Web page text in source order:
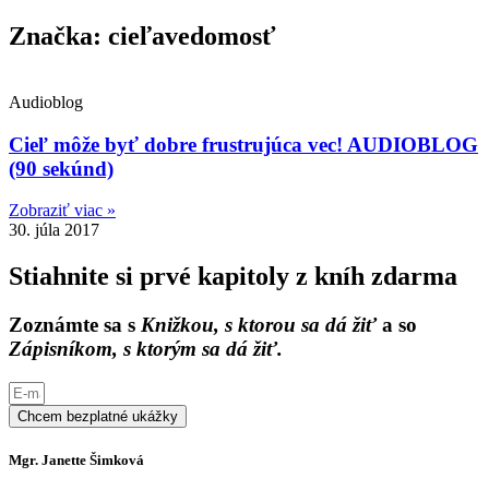
Značka: cieľavedomosť
Audioblog
Cieľ môže byť dobre frustrujúca vec! AUDIOBLOG
(90 sekúnd)
Zobraziť viac »
30. júla 2017
Stiahnite si prvé kapitoly z kníh zdarma
Zoznámte sa s Knižkou, s ktorou sa dá žiťa so
Zápisníkom, s ktorým sa dá žiť.
Chcem bezplatné ukážky
Mgr. Janette Šimková